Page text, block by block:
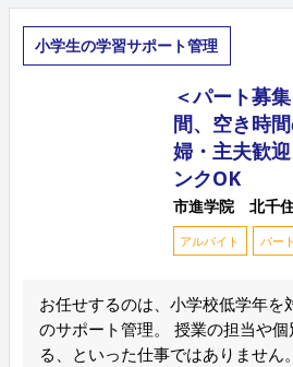
小学生の学習サポート管理
＜パート募
間、空き時
婦・主夫歓
ンクOK
市進学院 北千
アルバイト パート
お任せするのは、小学校低学年を
のサポート管理。 授業の担当や個
る、といった仕事ではありません